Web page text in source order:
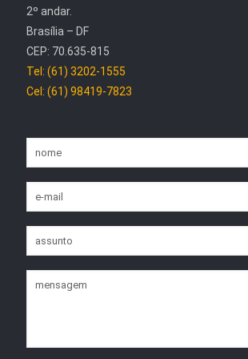
2º andar.
Brasília – DF
CEP: 70.635-815
Tel: (61) 3202-1555
Cel: (61) 98419-7823